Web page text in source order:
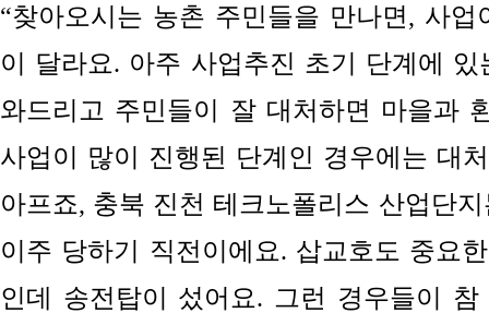
“찾아오시는 농촌 주민들을 만나면, 사업
이
달라요. 아주 사업추진 초기 단계에 있
와드리고 주민들이 잘대처하면 마을과
사업이 많이 진행된 단계인 경우에는 대
아프죠, 충북 진천 테크노폴리스 산업단
이주 당하기 직전이에요. 삽교호도 중요
인데 송전탑이 섰어 요. 그런 경우들이 참